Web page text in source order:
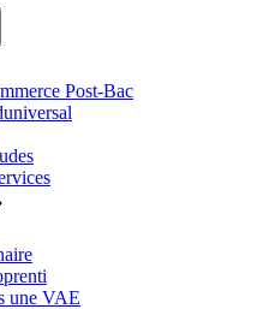
Post-Bac
une VAE